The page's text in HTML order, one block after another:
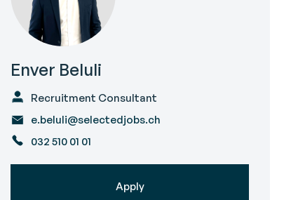
Enver Beluli
Recruitment Consultant
e.beluli@selectedjobs.ch
032 510 01 01
Apply